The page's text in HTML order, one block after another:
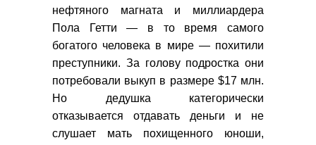
нефтяного магната и миллиардера
Пола Гетти— в то время самого
богатого человека в мире —похитили
преступники. За голову подростка они
потребовали выкуп в размере $17 млн.
Но дедушка категорически
отказывается отдавать деньги и не
слушает мать похищенного юноши,